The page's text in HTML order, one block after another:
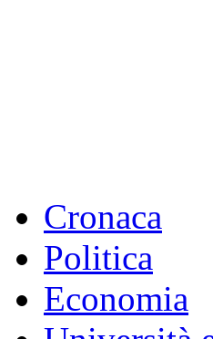
Cronaca
Politica
Economia